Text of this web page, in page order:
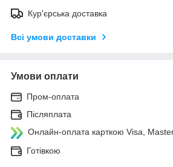
Кур'єрська доставка
Всі умови доставки
Умови оплати
Пром-оплата
Післяплата
Онлайн-оплата карткою Visa,
Готівкою